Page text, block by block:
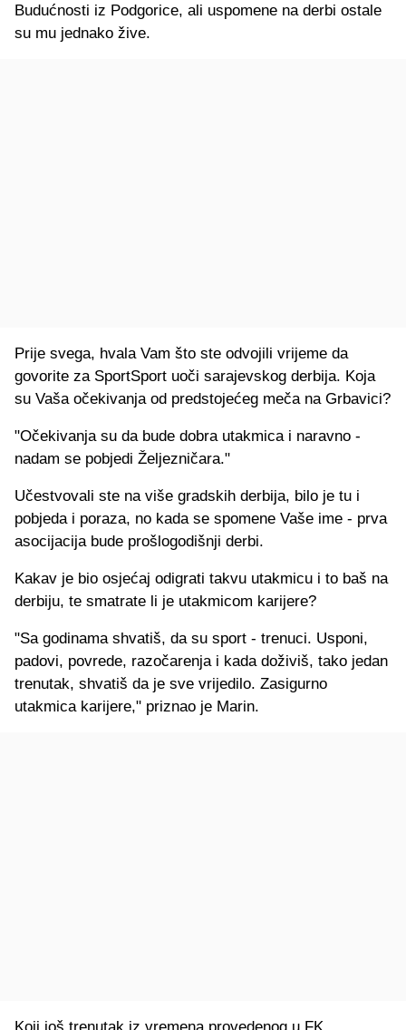
Budućnosti iz Podgorice, ali uspomene na derbi ostale
su mu jednako žive.
Prije svega, hvala Vam što ste odvojili vrijeme da
govorite za SportSport uoči sarajevskog derbija. Koja
su Vaša očekivanja od predstojećeg meča na Grbavici?
"Očekivanja su da bude dobra utakmica i naravno -
nadam se pobjedi Željezničara."
Učestvovali ste na više gradskih derbija, bilo je tu i
pobjeda i poraza, no kada se spomene Vaše ime - prva
asocijacija bude prošlogodišnji derbi.
Kakav je bio osjećaj odigrati takvu utakmicu i to baš na
derbiju, te smatrate li je utakmicom karijere?
"Sa godinama shvatiš, da su sport - trenuci. Usponi,
padovi, povrede, razočarenja i kada doživiš, tako jedan
trenutak, shvatiš da je sve vrijedilo. Zasigurno
utakmica karijere," priznao je Marin.
Koji još trenutak iz vremena provedenog u FK